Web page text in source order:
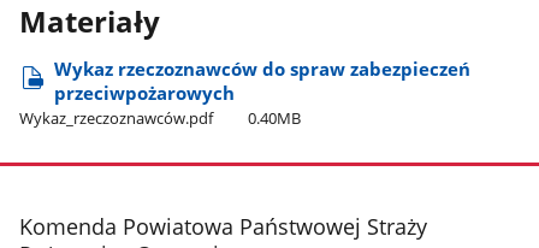
Materiały
Wykaz rzeczoznawców do spraw zabezpieczeń
przeciwpożarowych
Wykaz​_rzeczoznawców.pdf 0.40MB
stopka
Komenda Powiatowa Państwowej Straży